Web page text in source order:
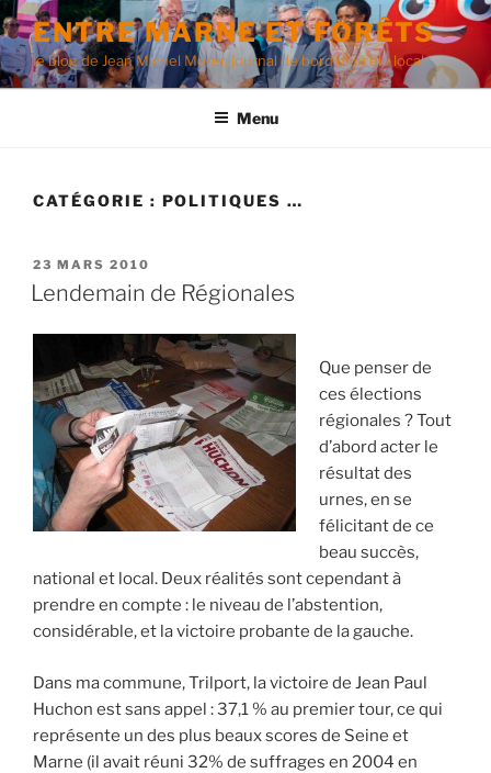
Aller
au
contenu
principal
ENTRE MARNE ET FORÊTS
le blog de Jean Michel Morer, journal de bord d'un élu local
Menu
CATÉGORIE : POLITIQUES …
PUBLIÉ
LE
23 MARS 2010
Lendemain de Régionales
Que penser de
ces élections
régionales ? Tout
d’abord acter le
résultat des
urnes, en se
félicitant de ce
beau succès,
national et local. Deux réalités sont cependant à
prendre en compte : le niveau de l’abstention,
considérable, et la victoire probante de la gauche.
Dans ma commune, Trilport, la victoire de Jean Paul
Huchon est sans appel : 37,1 % au premier tour, ce qui
représente un des plus beaux scores de Seine et
Marne (il avait réuni 32% de suffrages en 2004 en